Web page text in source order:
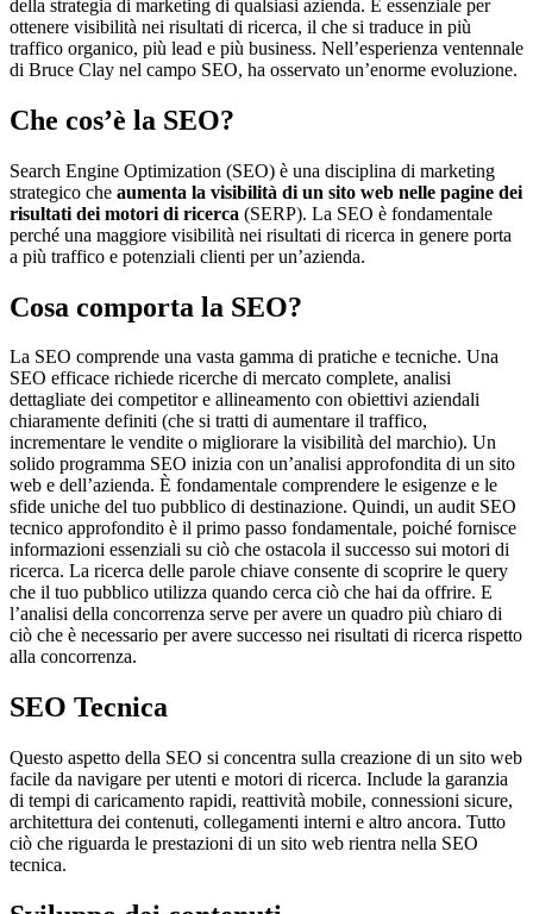
della strategia di marketing di qualsiasi azienda. È essenziale per
ottenere visibilità nei risultati di ricerca, il che si traduce in più
traffico organico, più lead e più business. Nell’esperienza ventennale
di Bruce Clay nel campo SEO, ha osservato un’enorme evoluzione.
Che cos’è la SEO?
Search Engine Optimization (SEO) è una disciplina di marketing
strategico che aumenta la visibilità di un sito web nelle pagine dei
risultati dei motori di ricerca (SERP). La SEO è fondamentale
perché una maggiore visibilità nei risultati di ricerca in genere porta
a più traffico e potenziali clienti per un’azienda.
Cosa comporta la SEO?
La SEO comprende una vasta gamma di pratiche e tecniche. Una
SEO efficace richiede ricerche di mercato complete, analisi
dettagliate dei competitor e allineamento con obiettivi aziendali
chiaramente definiti (che si tratti di aumentare il traffico,
incrementare le vendite o migliorare la visibilità del marchio). Un
solido programma SEO inizia con un’analisi approfondita di un sito
web e dell’azienda. È fondamentale comprendere le esigenze e le
sfide uniche del tuo pubblico di destinazione. Quindi, un audit SEO
tecnico approfondito è il primo passo fondamentale, poiché fornisce
informazioni essenziali su ciò che ostacola il successo sui motori di
ricerca. La ricerca delle parole chiave consente di scoprire le query
che il tuo pubblico utilizza quando cerca ciò che hai da offrire. E
l’analisi della concorrenza serve per avere un quadro più chiaro di
ciò che è necessario per avere successo nei risultati di ricerca rispetto
alla concorrenza.
SEO Tecnica
Questo aspetto della SEO si concentra sulla creazione di un sito web
facile da navigare per utenti e motori di ricerca. Include la garanzia
di tempi di caricamento rapidi, reattività mobile, connessioni sicure,
architettura dei contenuti, collegamenti interni e altro ancora. Tutto
ciò che riguarda le prestazioni di un sito web rientra nella SEO
tecnica.